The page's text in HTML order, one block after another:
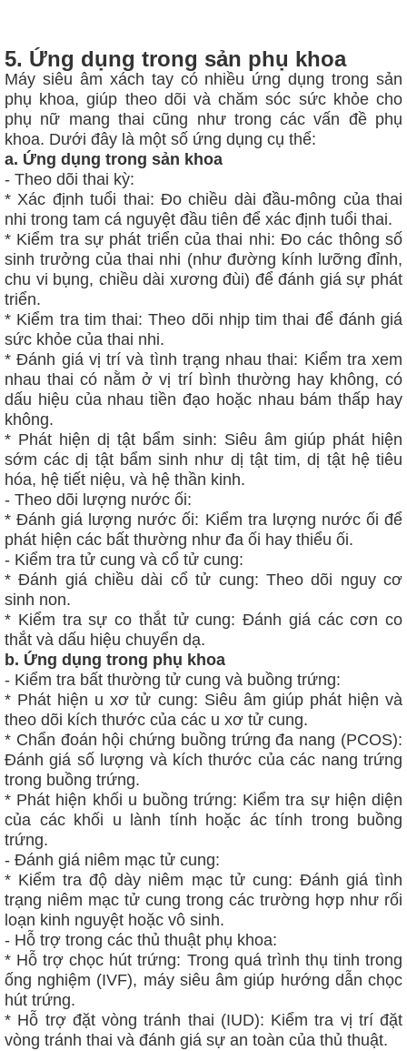
5. Ứng dụng trong sản phụ khoa
Máy siêu âm xách tay có nhiều ứng dụng trong sản
phụ khoa, giúp theo dõi và chăm sóc sức khỏe cho
phụ nữ mang thai cũng như trong các vấn đề phụ
khoa. Dưới đây là một số ứng dụng cụ thể:
a. Ứng dụng trong sản khoa
- Theo dõi thai kỳ:
* Xác định tuổi thai: Đo chiều dài đầu-mông của thai
nhi trong tam cá nguyệt đầu tiên để xác định tuổi thai.
* Kiểm tra sự phát triển của thai nhi: Đo các thông số
sinh trưởng của thai nhi (như đường kính lưỡng đỉnh,
chu vi bụng, chiều dài xương đùi) để đánh giá sự phát
triển.
* Kiểm tra tim thai: Theo dõi nhịp tim thai để đánh giá
sức khỏe của thai nhi.
* Đánh giá vị trí và tình trạng nhau thai: Kiểm tra xem
nhau thai có nằm ở vị trí bình thường hay không, có
dấu hiệu của nhau tiền đạo hoặc nhau bám thấp hay
không.
* Phát hiện dị tật bẩm sinh: Siêu âm giúp phát hiện
sớm các dị tật bẩm sinh như dị tật tim, dị tật hệ tiêu
hóa, hệ tiết niệu, và hệ thần kinh.
- Theo dõi lượng nước ối:
* Đánh giá lượng nước ối: Kiểm tra lượng nước ối để
phát hiện các bất thường như đa ối hay thiểu ối.
- Kiểm tra tử cung và cổ tử cung:
* Đánh giá chiều dài cổ tử cung: Theo dõi nguy cơ
sinh non.
* Kiểm tra sự co thắt tử cung: Đánh giá các cơn co
thắt và dấu hiệu chuyển dạ.
b. Ứng dụng trong phụ khoa
- Kiểm tra bất thường tử cung và buồng trứng:
* Phát hiện u xơ tử cung: Siêu âm giúp phát hiện và
theo dõi kích thước của các u xơ tử cung.
* Chẩn đoán hội chứng buồng trứng đa nang (PCOS):
Đánh giá số lượng và kích thước của các nang trứng
trong buồng trứng.
* Phát hiện khối u buồng trứng: Kiểm tra sự hiện diện
của các khối u lành tính hoặc ác tính trong buồng
trứng.
- Đánh giá niêm mạc tử cung:
* Kiểm tra độ dày niêm mạc tử cung: Đánh giá tình
trạng niêm mạc tử cung trong các trường hợp như rối
loạn kinh nguyệt hoặc vô sinh.
- Hỗ trợ trong các thủ thuật phụ khoa:
* Hỗ trợ chọc hút trứng: Trong quá trình thụ tinh trong
ống nghiệm (IVF), máy siêu âm giúp hướng dẫn chọc
hút trứng.
* Hỗ trợ đặt vòng tránh thai (IUD): Kiểm tra vị trí đặt
vòng tránh thai và đánh giá sự an toàn của thủ thuật.